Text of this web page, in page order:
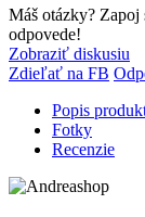
Máš otázky? Zapoj
odpovede!
Zobraziť diskusiu
Zdieľať na FB
Popis
Fotky
Recenzie